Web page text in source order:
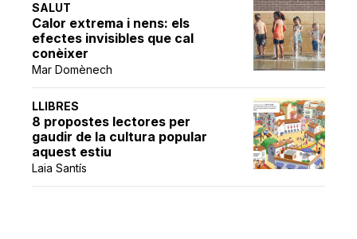
SALUT
Calor extrema i nens: els
efectes invisibles que cal
conèixer
Mar Domènech
LLIBRES
8 propostes lectores per
gaudir de la cultura popular
aquest estiu
Laia Santís